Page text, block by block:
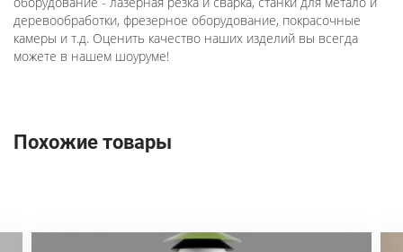
деревообработки, фрезерное оборудование, покрасочные
камеры и т.д. Оценить качество наших изделий вы всегда
можете в нашем шоуруме!
Похожие товары